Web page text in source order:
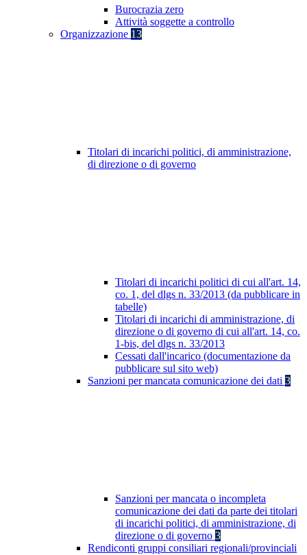
Burocrazia zero
Attività soggette a controllo
Organizzazione 13
Titolari di incarichi politici, di amministrazione,
di direzione o di governo
Titolari di incarichi politici di cui all'art. 14,
co. 1, del dlgs n. 33/2013 (da pubblicare in
tabelle)
Titolari di incarichi di amministrazione, di
direzione o di governo di cui all'art. 14, co.
1-bis, del dlgs n. 33/2013
Cessati dall'incarico (documentazione da
pubblicare sul sito web)
Sanzioni per mancata comunicazione dei dati 3
Sanzioni per mancata o incompleta
comunicazione dei dati da parte dei titolari
di incarichi politici, di amministrazione, di
direzione o di governo 3
Rendiconti gruppi consiliari regionali/provinciali